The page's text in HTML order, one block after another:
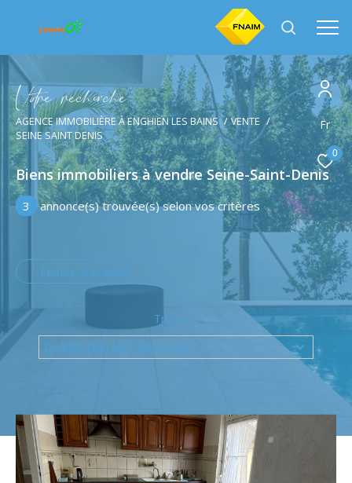
Fr
0
Vore recece
AGENCE IMMOBILIÈRE À ENGHIEN LES BAINS
VENTE
SEINE SAINT DENIS
Biens immobiliers à vendre Seine-Saint-Denis
3 annonce(s) trouvée(s) selon vos critères
Épinay-sur-Seine
Tri par
Du plus cher au moins cher
Effectuer une recherche
et trouver le bien qui correspond à vos critères
Type
d'offre
Vente
bien
Budget
Budget
Surface
Pièces
Pièces